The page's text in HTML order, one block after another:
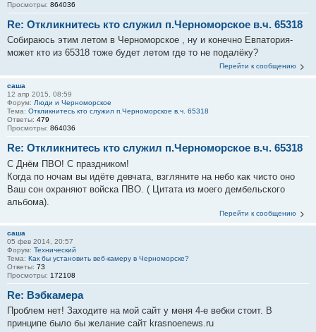
Просмотры: 864036
Re: Откликнитесь кто служил п.Черноморское в.ч. 65318
Собираюсь этим летом в Черноморское , ну и конечно Евпатория-
может кто из 65318 тоже будет летом где то не подалёку?
Перейти к сообщению
саша
12 апр 2015, 08:59
Форум: Люди и Черноморское
Тема: Откликнитесь кто служил п.Черноморское в.ч. 65318
Ответы: 479
Просмотры: 864036
Re: Откликнитесь кто служил п.Черноморское в.ч. 65318
С Днём ПВО! С праздником!
Когда по ночам вы идёте девчата, взгляните на небо как чисто оно
Ваш сон охраняют войска ПВО. ( Цитата из моего дембельского
альбома).
Перейти к сообщению
саша
05 фев 2014, 20:57
Форум: Технический
Тема: Как бы установить веб-камеру в Черноморске?
Ответы: 73
Просмотры: 172108
Re: Вэбкамера
Проблем нет! Заходите на мой сайт у меня 4-е вебки стоит. В
принципе было бы желание сайт krasnoenews.ru